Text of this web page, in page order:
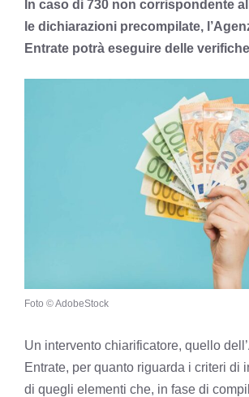
In caso di 730 non corrispondente
le dichiarazioni precompilate,
Entrate potrà eseguire delle
Foto © AdobeStock
Un intervento chiarificatore, quello
Entrate, per quanto riguarda i criteri di
di quegli elementi che, in fase di